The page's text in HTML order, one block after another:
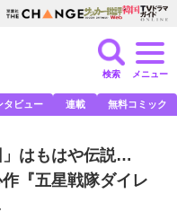
検索 メニュー
タビュー 連載 無料コミック
」はもはや伝説…
『五星戦隊ダイレ